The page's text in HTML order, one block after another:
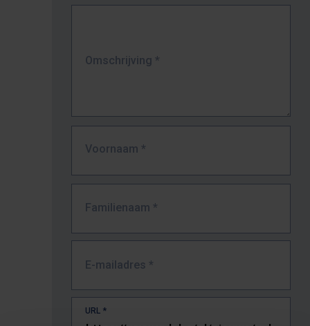
Omschrijving *
Voornaam *
Familienaam *
E-mailadres *
URL *